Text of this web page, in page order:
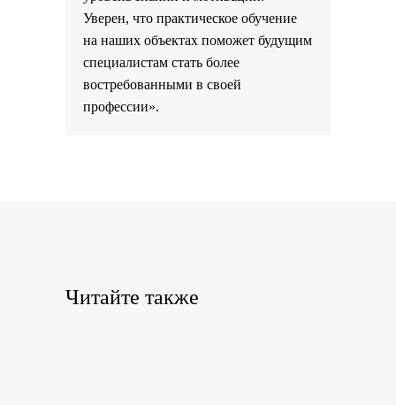
Уверен, что практическое обучение
на наших объектах поможет будущим
специалистам стать более
востребованными в своей
профессии».
Читайте также